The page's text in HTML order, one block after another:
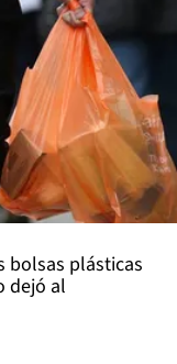
bolsas plásticas
dejó al